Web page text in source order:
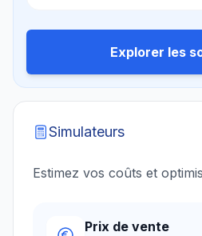
Explorer les
Simulateurs
Estimez vos coûts et
Prix de vente